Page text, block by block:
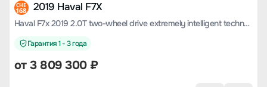
CHE
168 2019 Haval F7X
Haval F7x 2019 2.0T two-wheel drive extremely intelligent technology version
Гарантия 1 - 3 года
от3 809 300₽